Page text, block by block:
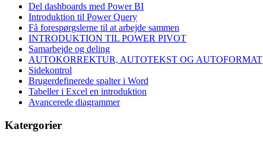
Del dashboards med Power BI
Introduktion til Power Query
Få forespørgslerne til at arbejde sammen
INTRODUKTION TIL POWER PIVOT
Samarbejde og deling
AUTOKORREKTUR, AUTOTEKST OG AUTOFORMAT
Sidekontrol
Brugerdefinerede spalter i Word
Tabeller i Excel en introduktion
Avancerede diagrammer
Katergorier